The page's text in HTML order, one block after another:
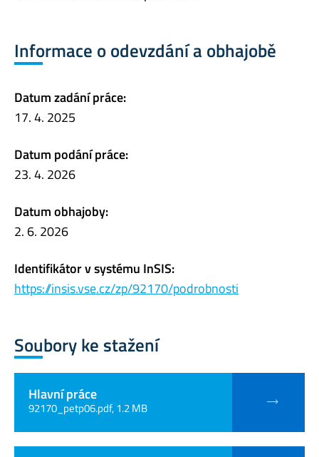
Informace o odevzdání a obhajobě
Datum zadání práce:
17. 4. 2025
Datum podání práce:
23. 4. 2026
Datum obhajoby:
2. 6. 2026
Identifikátor v systému InSIS:
https://insis.vse.cz/zp/92170/podrobnosti
Soubory ke stažení
Hlavní práce
92170_petp06.pdf, 1.2 MB